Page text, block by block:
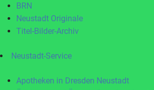
BRN
Neustadt Originale
Titel-Bilder-Archiv
Neustadt-Service
Apotheken in Dresden Neustadt